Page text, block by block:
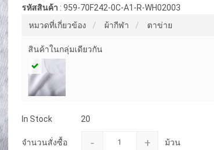
รหัสสินค้า : 959-70F242-0C-A1-R-WH02003
หมวดที่เกี่ยวข้อง
ผ้ากีฬา ตาข่าย
สินค้าในกลุ่มเดียวกัน
In Stock 20
จำนวนสั่งซื้อ - + ม้วน